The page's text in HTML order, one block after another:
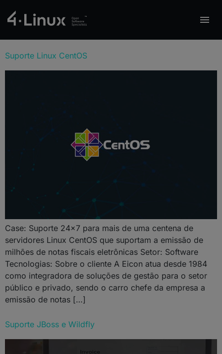
Suporte Linux CentOS
Case: Suporte 24×7 para mais de uma centena de
servidores Linux CentOS que suportam a emissão de
milhões de notas fiscais eletrônicas Setor: Software
Tecnologias: Sobre o cliente A Eicon atua desde 1984
como integradora de soluções de gestão para o setor
público e privado, sendo o carro chefe da empresa a
emissão de notas […]
Suporte JBoss e Wildfly